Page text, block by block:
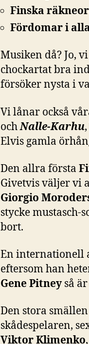
Finska
Fördomari
Musiken då? Jo,
chockartat bra
försöker nysta i
Vi lånar också
ochNalle-Karhu
Elvis gamla
Den allra första
Givetvis väljer vi
Giorgio
stycke mustasch-
bort.
En internationell
eftersom han
Gene Pitneyså är
Den stora
skådespelaren,
Viktor Klimenko